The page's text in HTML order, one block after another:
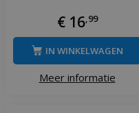
€ 16 99
Meer informatie
IN WINKELWAGEN